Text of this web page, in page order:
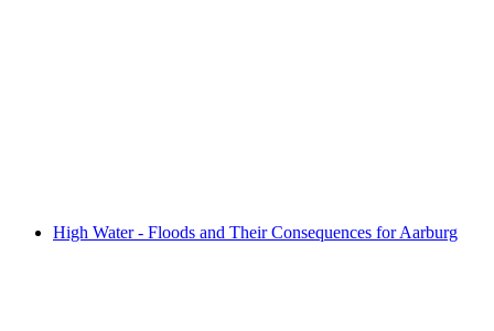
High Water - Floods and Their Consequences for Aarburg